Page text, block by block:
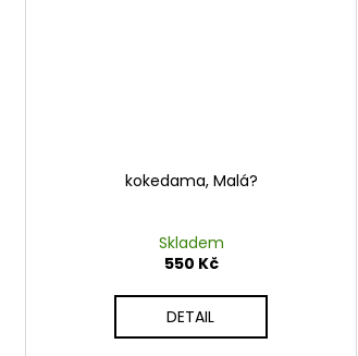
kokedama, Malá?
Skladem
550 Kč
DETAIL